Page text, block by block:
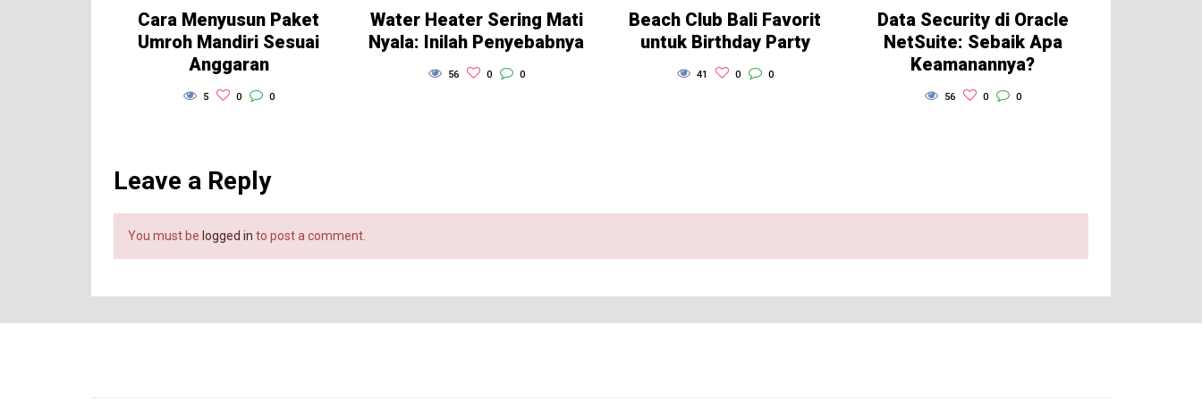
Cara Menyusun Paket
Umroh Mandiri Sesuai
Anggaran
5 0 0
Water Heater Sering Mati
Nyala: Inilah Penyebabnya
56 0 0
Beach Club Bali Favorit
untuk Birthday Party
41 0 0
Data Security di Oracle
NetSuite: Sebaik Apa
Keamanannya?
56 0 0
Leave a Reply
You must be logged in to post a comment.